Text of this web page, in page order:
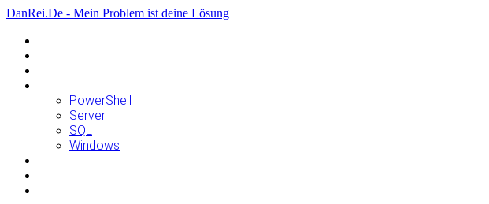
DanRei.De - Mein Problem ist deine Lösung
PowerShell
Server
SQL
Windows